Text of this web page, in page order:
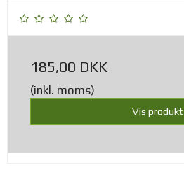
185,00 DKK
(inkl. moms)
Vis produkt